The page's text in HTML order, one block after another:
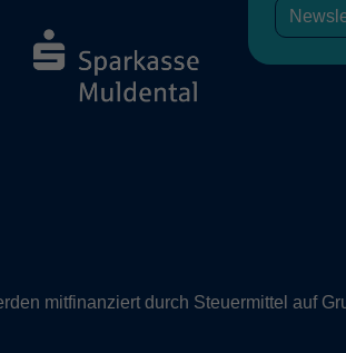
mitfinanziert durch Steuermittel auf